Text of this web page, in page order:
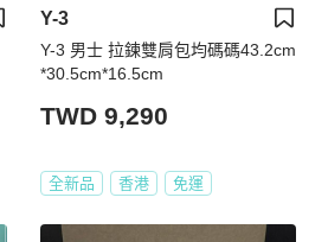
Y-3
Y-3 男士 拉鍊雙肩包均碼碼43.2cm
*30.5cm*16.5cm
TWD 9,290
全新品 香港 免運